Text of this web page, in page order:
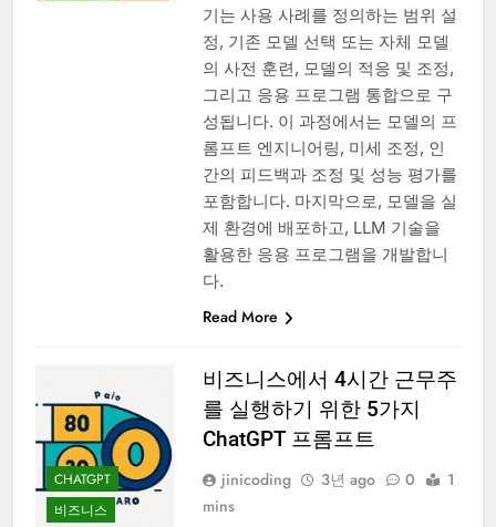
기는 사용 사례를 정의하는 범위 설
정, 기존 모델 선택 또는 자체 모델
의 사전 훈련, 모델의 적응 및 조정,
그리고 응용 프로그램 통합으로 구
성됩니다. 이 과정에서는 모델의 프
롬프트 엔지니어링, 미세 조정, 인
간의 피드백과 조정 및 성능 평가를
포함합니다. 마지막으로, 모델을 실
제 환경에 배포하고, LLM 기술을
활용한 응용 프로그램을 개발합니
다.
Read More
CHATGPT
비즈니스
비즈니스에서 4시간 근무주
를 실행하기 위한 5가지
ChatGPT 프롬프트
jinicoding 3년 ago 0
1
mins